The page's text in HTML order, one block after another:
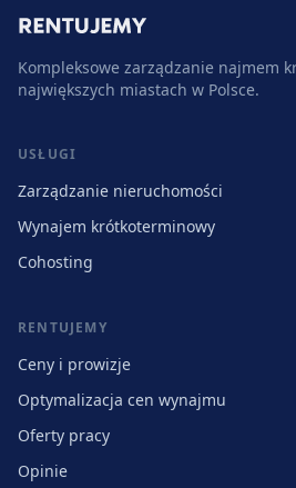
Kompleksowe zarządzanie najmem
największych miastach w Polsce.
USŁUGI
Zarządzanie nieruchomości
Wynajem krótkoterminowy
Cohosting
RENTUJEMY
Ceny i prowizje
Optymalizacja cen wynajmu
Oferty pracy
Opinie